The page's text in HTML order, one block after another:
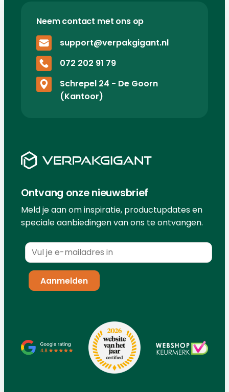
Neem contact met ons op
support@verpakgigant.nl
072 202 91 79
Schrepel 24 - De Goorn
(Kantoor)
Ontvang onze nieuwsbrief
Meld je aan om inspiratie, productupdates en
speciale aanbiedingen van ons te ontvangen.